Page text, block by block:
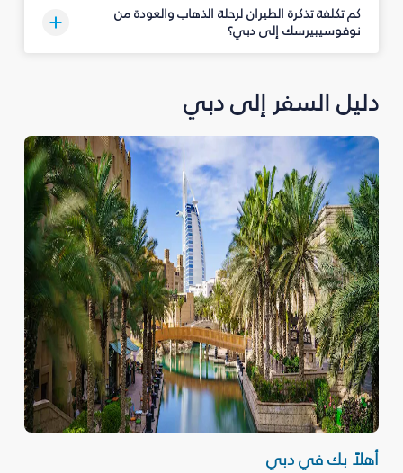
كم تكلفة تذكرة الطيران لرحلة الذهاب والعودة من
نوفوسيبيرسك إلى دبي؟
دليل السفر إلى دبي
أهلاً بك في دبي